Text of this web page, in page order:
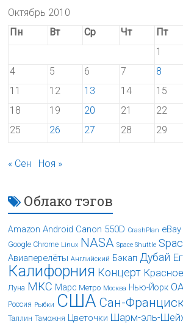
Октябрь 2010
Пн
Вт Ср Чт Пт
1
4
5 6 7 8
11
12 13 14 15
18
19 20 21 22
25
26 27 28 29
« Сен Ноя »
Облако тэгов
Amazon Android Canon 550D CrashPlan eBay
Google Chrome Linux NASA Space Shuttle
Авиаперелёты Английский Бэкап Дубай
Калифорния Концерт
Луна МКС Марс Метро Москва Нью-Йорк
Россия Рыбки США Сан-
Таллин Таможня Цветочки Шарм-эль-